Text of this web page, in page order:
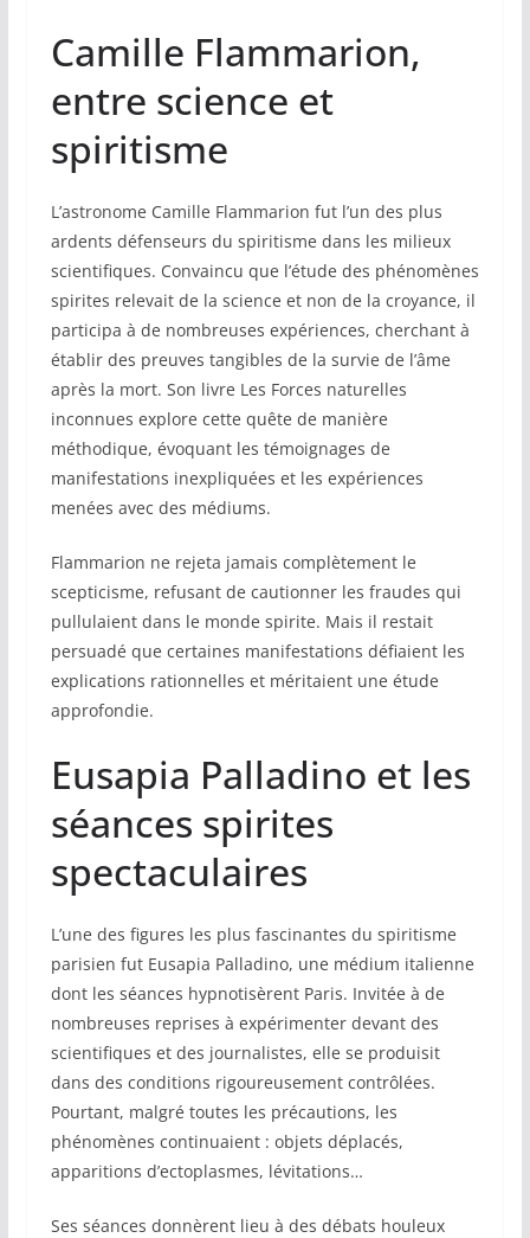
Camille Flammarion,
entre science et
spiritisme
L’astronome Camille Flammarion fut l’un des plus
ardents défenseurs du spiritisme dans les milieux
scientifiques. Convaincu que l’étude des phénomènes
spirites relevait de la science et non de la croyance, il
participa à de nombreuses expériences, cherchant à
établir des preuves tangibles de la survie de l’âme
après la mort. Son livre Les Forces naturelles
inconnues explore cette quête de manière
méthodique, évoquant les témoignages de
manifestations inexpliquées et les expériences
menées avec des médiums.
Flammarion ne rejeta jamais complètement le
scepticisme, refusant de cautionner les fraudes qui
pullulaient dans le monde spirite. Mais il restait
persuadé que certaines manifestations défiaient les
explications rationnelles et méritaient une étude
approfondie.
Eusapia Palladino et les
séances spirites
spectaculaires
L’une des figures les plus fascinantes du spiritisme
parisien fut Eusapia Palladino, une médium italienne
dont les séances hypnotisèrent Paris. Invitée à de
nombreuses reprises à expérimenter devant des
scientifiques et des journalistes, elle se produisit
dans des conditions rigoureusement contrôlées.
Pourtant, malgré toutes les précautions, les
phénomènes continuaient : objets déplacés,
apparitions d’ectoplasmes, lévitations…
Ses séances donnèrent lieu à des débats houleux